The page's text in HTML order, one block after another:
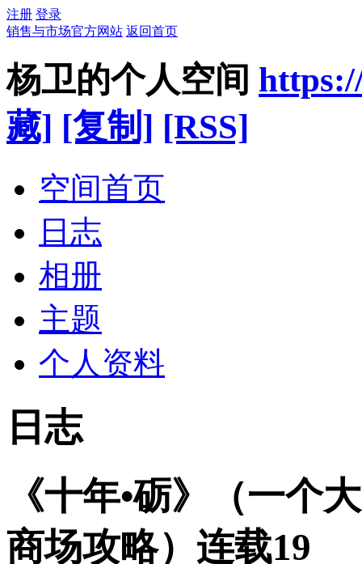
注册 登录
销售与市场官方网站 返回首页
杨卫的个人空间
藏] [复制] [RSS]
空间首页
日志
相册
主题
个人资料
日志
《十年•砺》（一个
商场攻略）连载19